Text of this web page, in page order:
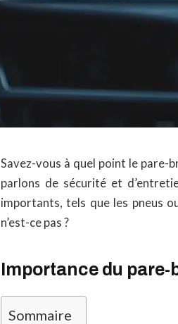
Savez-vous à quel point le pare-
parlons de sécurité et
importants, tels que les pneus
n’est-ce pas ?
Importance du pare-
Sommaire